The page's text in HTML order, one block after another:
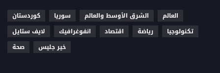
كوردستان سوريا الشرق الأوسط والعالم
العالم
لايف ستايل
انفوغرافيك اقتصاد رياضة
تكنولوجيا
صحة
خير جليس